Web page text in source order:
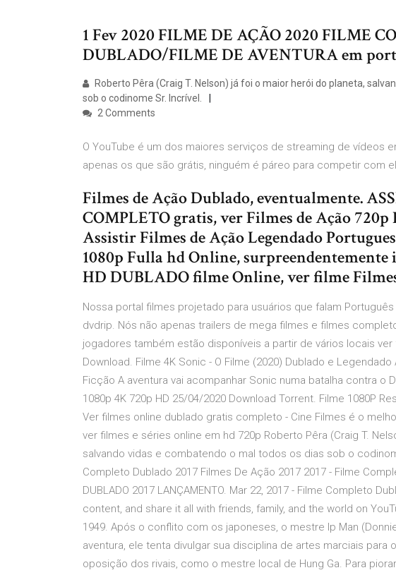
1 Fev 2020 FILME DE AÇÃO 2020 FILME
DUBLADO/FILME DE AVENTURA em
Roberto Pêra (Craig T. Nelson) já foi o maior herói do planeta,
sob o codinome Sr. Incrível.
2 Comments
O YouTube é um dos maiores serviços de streaming de vídeos
apenas os que são grátis, ninguém é páreo para competir com
Filmes de Ação Dublado, eventualmente.
COMPLETO gratis, ver Filmes de Ação
Assistir Filmes de Ação Legendado
1080p Fulla hd Online, surpreendentemente
HD DUBLADO filme Online, ver filme
Nossa portal filmes projetado para usuários que falam
dvdrip. Nós não apenas trailers de mega filmes e filmes
jogadores também estão disponíveis a partir de vários locais ver
Download. Filme 4K Sonic - O Filme (2020) Dublado e
Ficção A aventura vai acompanhar Sonic numa batalha contra o
1080p 4K 720p HD 25/04/2020 Download Torrent. Filme 1080P
Ver filmes online dublado gratis completo - Cine Filmes é o
ver filmes e séries online em hd 720p Roberto Pêra (Craig T.
salvando vidas e combatendo o mal todos os dias sob o
Completo Dublado 2017 Filmes De Ação 2017 2017 - Filme
DUBLADO 2017 LANÇAMENTO. Mar 22, 2017 - Filme Completo
content, and share it all with friends, family, and the world on
1949. Após o conflito com os japoneses, o mestre Ip Man
aventura, ele tenta divulgar sua disciplina de artes marciais para
oposição dos rivais, como o mestre local de Hung Ga. Para